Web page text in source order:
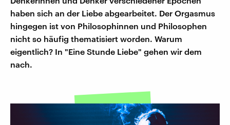
haben sich an der Liebe abgearbeitet. Der Orgasmus
hingegen ist von Philosophinnen und Philosophen
nicht so häufig thematisiert worden. Warum
eigentlich? In "Eine Stunde Liebe" gehen wir dem
nach.